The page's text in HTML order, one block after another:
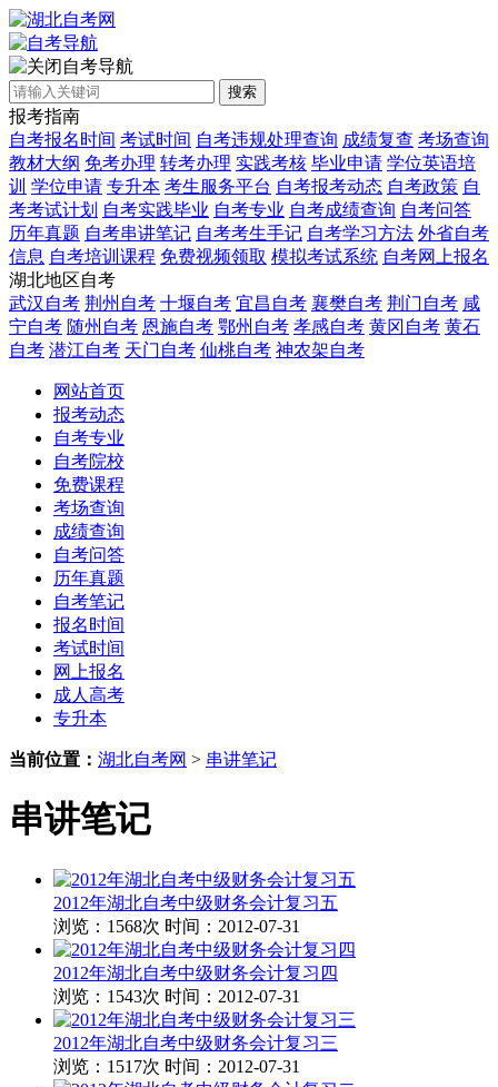
自考导航
搜索
报考指南
自考报名时间 考试时间 自考违规处理查询 成绩复查 考场查询
教材大纲 免考办理 转考办理 实践考核 毕业申请 学位英语培
训 学位申请 专升本 考生服务平台 自考报考动态 自考政策 自
考考试计划 自考实践毕业 自考专业 自考成绩查询 自考问答
历年真题 自考串讲笔记 自考考生手记 自考学习方法 外省自考
信息 自考培训课程 免费视频领取 模拟考试系统 自考网上报名
湖北地区自考
武汉自考 荆州自考 十堰自考 宜昌自考 襄樊自考 荆门自考 咸
宁自考 随州自考 恩施自考 鄂州自考 孝感自考 黄冈自考 黄石
自考 潜江自考 天门自考 仙桃自考 神农架自考
网站首页
报考动态
自考专业
自考院校
免费课程
考场查询
成绩查询
自考问答
历年真题
自考笔记
报名时间
考试时间
网上报名
成人高考
专升本
当前位置： 湖北自考网 > 串讲笔记
串讲笔记
2012年湖北自考中级财务会计复习五
浏览：1568次 时间：2012-07-31
2012年湖北自考中级财务会计复习四
浏览：1543次 时间：2012-07-31
2012年湖北自考中级财务会计复习三
浏览：1517次 时间：2012-07-31